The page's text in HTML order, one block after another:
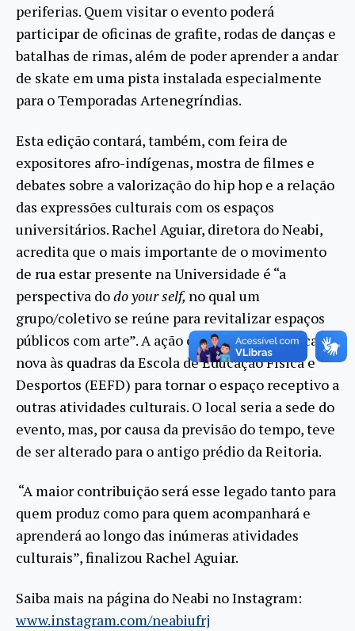
periferias. Quem visitar o evento poderá
participar de oficinas de grafite, rodas de danças e
batalhas de rimas, além de poder aprender a andar
de skate em uma pista instalada especialmente
para o Temporadas Artenegríndias.
Esta edição contará, também, com feira de
expositores afro-indígenas, mostra de filmes e
debates sobre a valorização do hip hop e a relação
das expressões culturais com os espaços
universitários. Rachel Aguiar, diretora do Neabi,
acredita que o mais importante de o movimento
de rua estar presente na Universidade é “a
perspectiva dodo your self, no qual um
grupo/coletivo se reúne para revitalizar espaços
públicos com arte”. A ação está buscando dar cara
nova às quadras da Escola de Educação Física e
Desportos (EEFD) para tornar o espaço receptivo a
outras atividades culturais. O local seria a sede do
evento, mas, por causa da previsão do tempo, teve
de ser alterado para o antigo prédio da Reitoria.
“A maior contribuição será esse legado tanto para
quem produz como para quem acompanhará e
aprenderá ao longo das inúmeras atividades
culturais”, finalizou Rachel Aguiar.
Saiba mais na página do Neabi no Instagram:
www.instagram.com/neabiufrj